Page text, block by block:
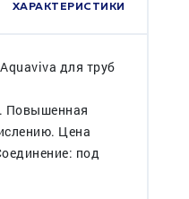
ХАРАКТЕРИСТИКИ
для труб
Повышенная
Цена
под